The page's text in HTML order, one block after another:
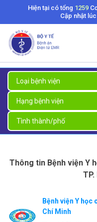
Hiện tại có tổng 1259
Cập nhật lúc
Thông tin Bệnh viện Y
TP.
Bệnh viện Y học
Chí Minh